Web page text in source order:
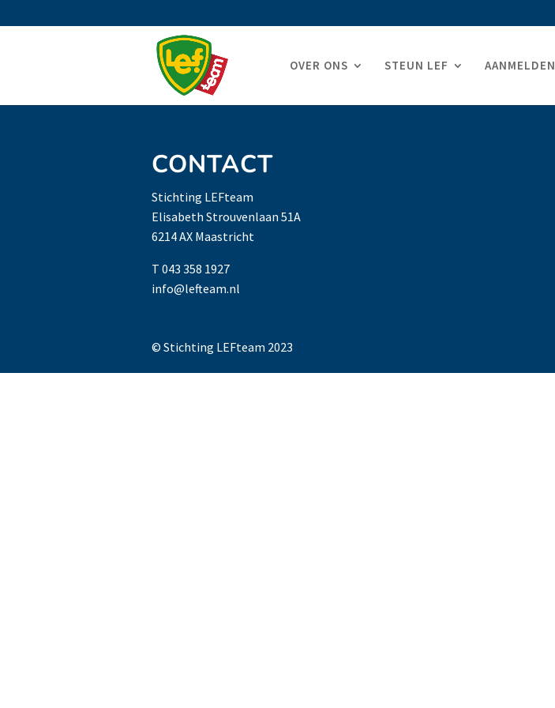
OVER ONS STEUN LEF AANMELDEN
CONTACT
Stichting LEFteam
Elisabeth Strouvenlaan 51A
6214 AX Maastricht
T 043 358 1927
info@lefteam.nl
© Stichting LEFteam 2023